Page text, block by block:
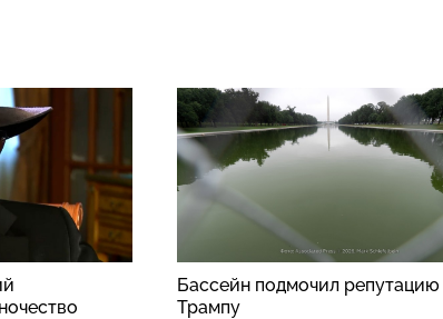
Бассейн подмочил репутацию
Трампу